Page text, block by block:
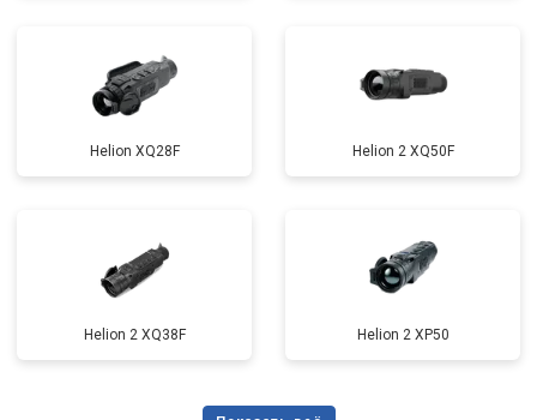
Helion XQ28F Helion 2 XQ50F
Helion 2 XQ38F Helion 2 XP50